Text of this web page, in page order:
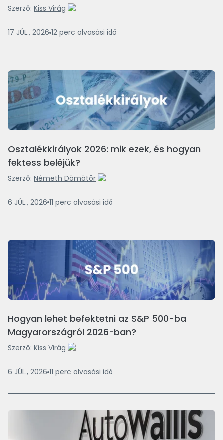
Szerző: Kiss Virág
17 JÚL., 2026 12 perc olvasási idő
Osztalékkirályok 2026: mik ezek, és hogyan
fektess beléjük?
Szerző: Németh Dömötör
6 JÚL., 2026 11 perc olvasási idő
Hogyan lehet befektetni az S&P 500-ba
Magyarországról 2026-ban?
Szerző: Kiss Virág
6 JÚL., 2026 11 perc olvasási idő